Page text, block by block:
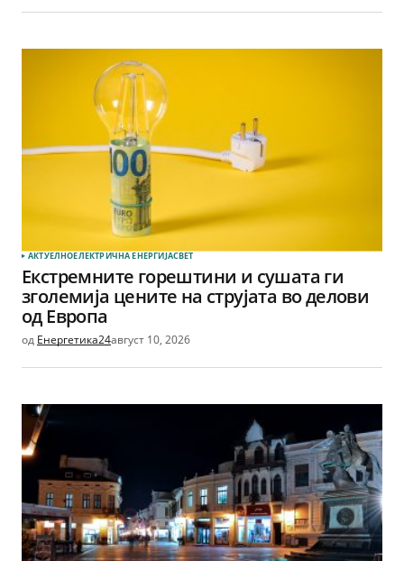
АКТУЕЛНОЕЛЕКТРИЧНА ЕНЕРГИЈАСВЕТ
Екстремните горештини и сушата ги
зголемија цените на струјата во делови
од Европа
од Енергетика24август 10, 2026